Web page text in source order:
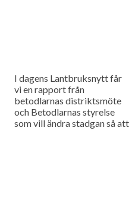
I dagens Lantbruksnytt får
vi en rapport från
betodlarnas distriktsmöte
och Betodlarnas styrelse
som vill ändra stadgan så att